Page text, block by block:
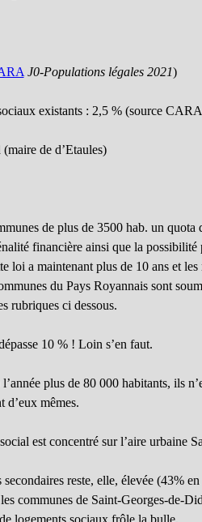
J0-Populations légales 2021)
existants : 2,5 % (source
de d’Etaules)
de plus de 3500 hab. un quota
financière ainsi que la possibilité
loi a maintenant plus de 10 ans et
du Pays Royannais sont
rubriques ci dessous.
10 % ! Loin s’en faut.
plus de 80 000 habitants, ils
d’eux mêmes.
est concentré sur l’aire urbaine
reste, elle, élevée (43%
communes de Saint-Georges-de-
logements sociaux frôle la bulle.